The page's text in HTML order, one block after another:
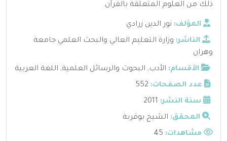
ذلك من العلوم المتعلقة بالقرآن.
المؤلف: نور الدين زرادي
الناشر: وزارة التعليم العالي والبحث العلمي جامعة
وهران
الأقسام: الأدب, البحوث والرسائل العلمية, اللغة العربية
عدد الصفحات: 552
سنة النشر: 2011
المحقق: الشيخ بوقربة
مشاهدات: